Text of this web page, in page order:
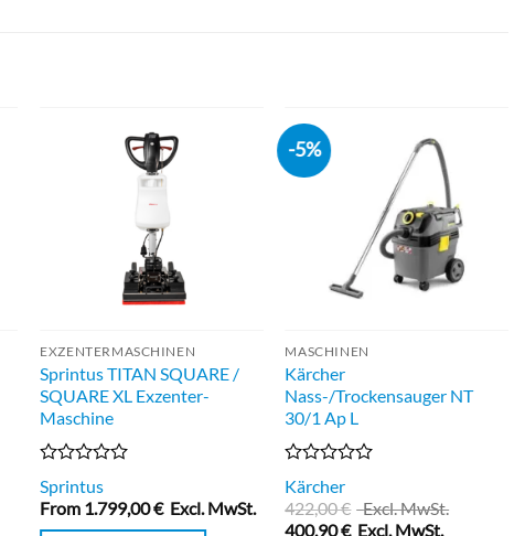
EXZENTERMASCHINEN
Sprintus TITAN SQUARE /
SQUARE XL Exzenter-
Maschine
Bewertet
mit
0
von
Sprintus
From 1.799,00€ Excl. MwSt.
-5%
MASCHINEN
Kärcher
Nass-/Trockensauger NT
30/1 Ap L
Bewertet
mit
0
von
Kärcher
422,00€ Excl. MwSt.
400,90€ Excl. MwSt.